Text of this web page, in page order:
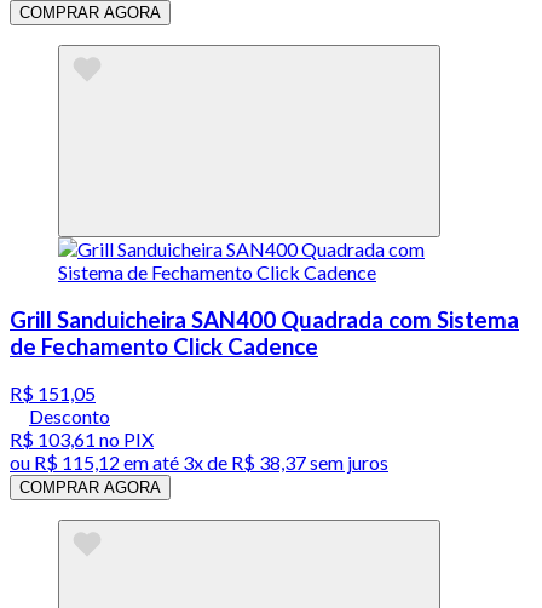
COMPRAR AGORA
Grill Sanduicheira SAN400 Quadrada com Sistema
de Fechamento Click Cadence
R$ 151,05
Desconto
R$ 103,61 no PIX
ou R$ 115,12 em até 3x de R$ 38,37 sem juros
COMPRAR AGORA